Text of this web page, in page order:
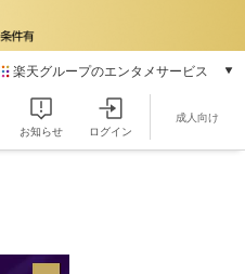
楽天グループのエンタメサービス
本/ゲーム/CD/DVD
雑誌読み放題
動画配信
お知らせ ログイン
成人向け